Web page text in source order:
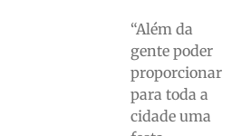
“Além da
gente poder
proporcionar
para toda a
cidade uma